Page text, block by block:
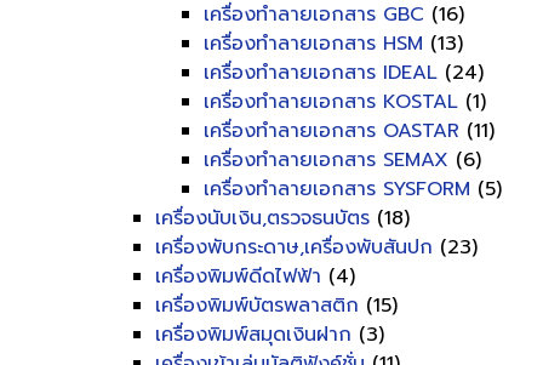
เครื่องทำลายเอกสาร GBC (16)
เครื่องทำลายเอกสาร HSM (13)
เครื่องทำลายเอกสาร IDEAL (24)
เครื่องทำลายเอกสาร KOSTAL (1)
เครื่องทำลายเอกสาร OASTAR (11)
เครื่องทำลายเอกสาร SEMAX (6)
เครื่องทำลายเอกสาร SYSFORM (5)
เครื่องนับเงิน,ตรวจธนบัตร (18)
เครื่องพับกระดาษ,เครื่องพับสันปก (23)
เครื่องพิมพ์ดีดไฟฟ้า (4)
เครื่องพิมพ์บัตรพลาสติก (15)
เครื่องพิมพ์สมุดเงินฝาก (3)